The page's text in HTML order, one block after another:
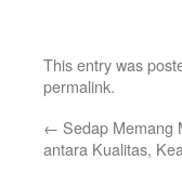
This entry was
permalink.
← Sedap Memang
antara Kualitas,